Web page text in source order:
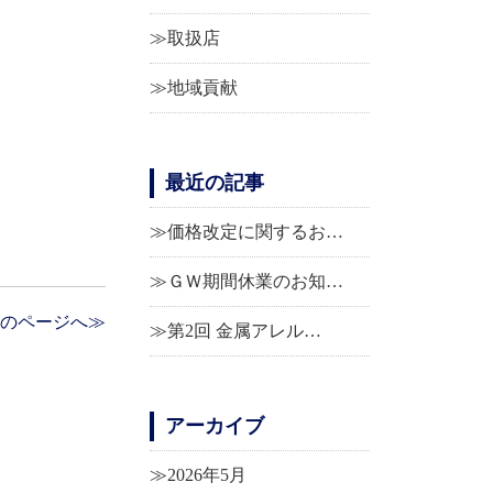
ページへ≫
取扱店
地域貢献
最近の記事
価格改定に関するお…
ＧＷ期間休業のお知…
第2回 金属アレル…
アーカイブ
2026年5月